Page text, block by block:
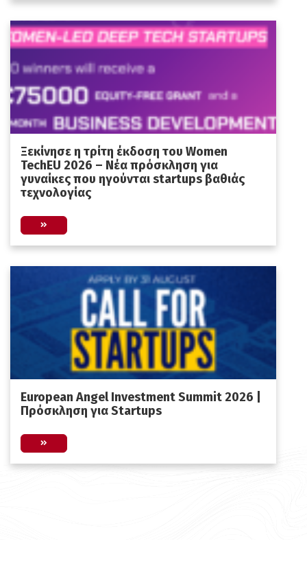
Ξεκίνησε η τρίτη έκδοση του Women
TechEU 2026 – Νέα πρόσκληση για
γυναίκες που ηγούνται startups βαθιάς
τεχνολογίας
European Angel Investment Summit 2026 |
Πρόσκληση για Startups